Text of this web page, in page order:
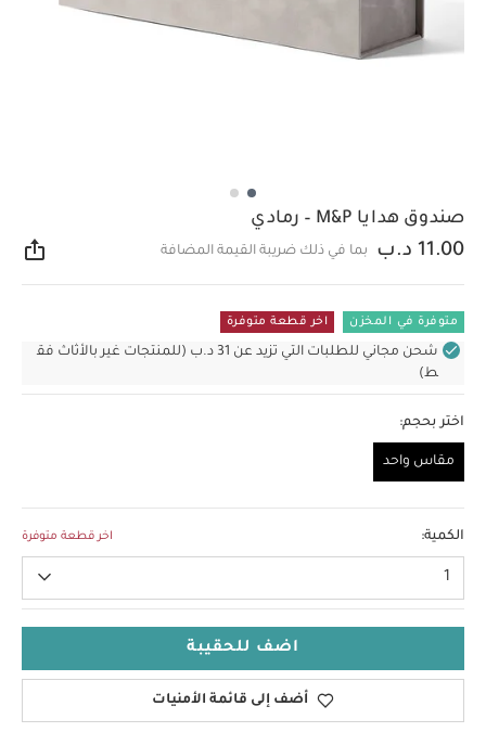
صندوق هدايا M&P – رمادي
11.00 د.ب بما في ذلك ضريبة القيمة المضافة
متوفرة في المخزن اخر قطعة متوفرة
شحن مجاني للطلبات التي تزيد عن 31 د.ب (للمنتجات غير بالأثاث فق
ط)
اختر بحجم:
مقاس واحد
الكمية: اخر قطعة متوفرة
1
اضف للحقيبة
أضف إلى قائمة الأمنيات